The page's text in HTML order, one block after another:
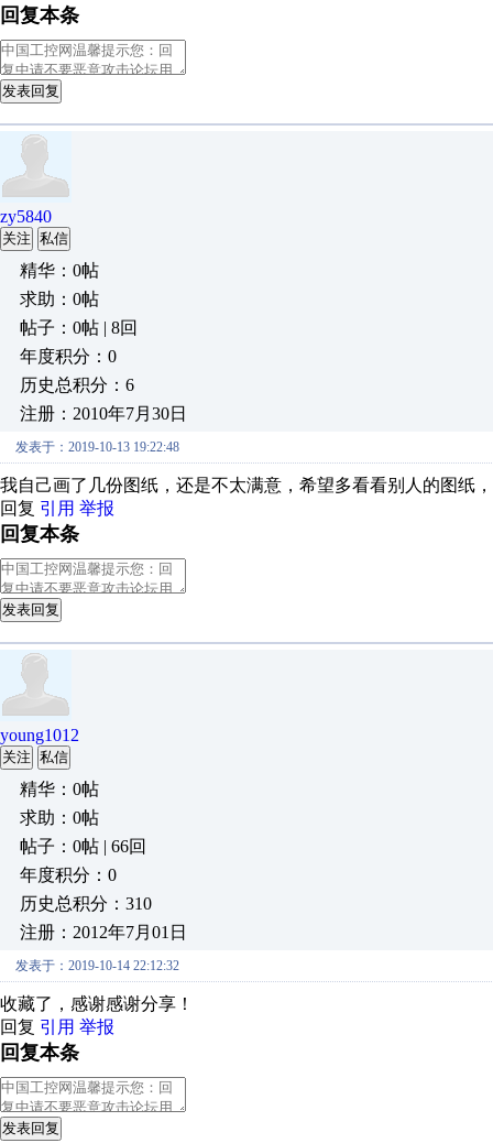
回复本条
发表回复
zy5840
关注 私信
精华：0帖
求助：0帖
帖子：0帖 | 8回
年度积分：0
历史总积分：6
注册：2010年7月30日
发表于：2019-10-13 19:22:48
我自己画了几份图纸，还是不太满意，希望多看看别人的图纸
回复 引用 举报
回复本条
发表回复
young1012
关注 私信
精华：0帖
求助：0帖
帖子：0帖 | 66回
年度积分：0
历史总积分：310
注册：2012年7月01日
发表于：2019-10-14 22:12:32
收藏了，感谢感谢分享！
回复 引用 举报
回复本条
发表回复